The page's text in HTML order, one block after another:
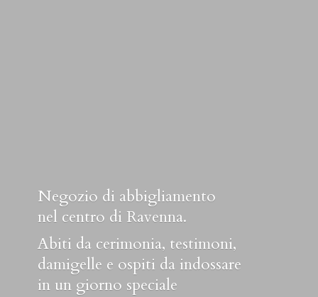
Negozio di abbigliamento
nel centro di Ravenna.
Abiti da cerimonia, testimoni,
damigelle e ospiti da indossare
in un giorno speciale